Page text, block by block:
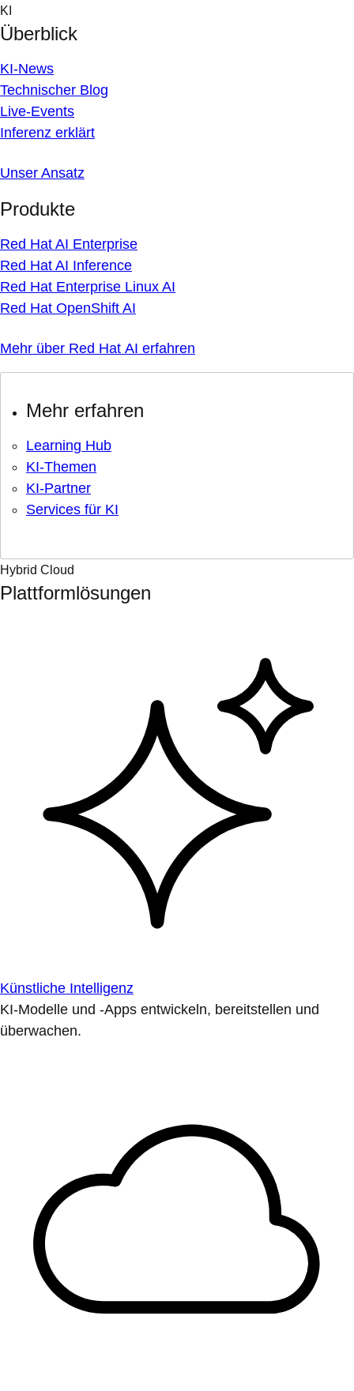
Skip
to
content
KI
Überblick
KI-News
Technischer Blog
Live-Events
Inferenz erklärt
Unser Ansatz
Produkte
Red Hat AI Enterprise
Red Hat AI Inference
Red Hat Enterprise Linux AI
Red Hat OpenShift AI
Mehr über Red Hat AI erfahren
Mehr erfahren
Learning Hub
KI-Themen
KI-Partner
Services für KI
Hybrid Cloud
Plattformlösungen
Künstliche Intelligenz
KI-Modelle und -Apps entwickeln, bereitstellen und
überwachen.